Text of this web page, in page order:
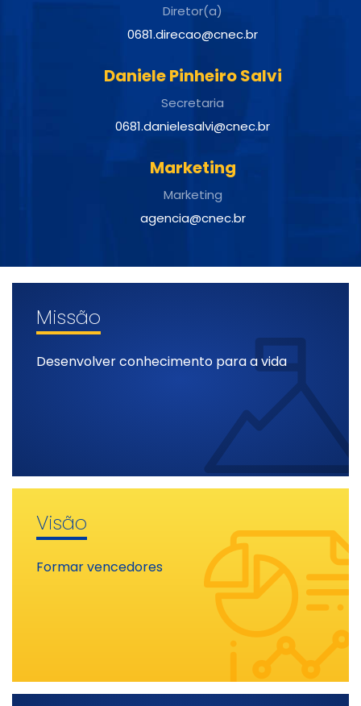
Diretor(a)
0681.direcao@cnec.br
Daniele Pinheiro Salvi
Secretaria
0681.danielesalvi@cnec.br
Marketing
Marketing
agencia@cnec.br
Missão
Desenvolver conhecimento para a vida
Visão
Formar vencedores